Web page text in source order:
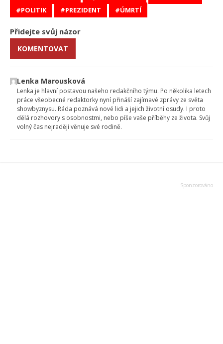
POLITIK
PREZIDENT ÚMRTÍ
Přidejte svůj názor
KOMENTOVAT
Lenka Marousková
Lenka je hlavní postavou našeho redakčního týmu. Po několika letech
práce všeobecné redaktorky nyní přináší zajímavé zprávy ze světa
showbyznysu. Ráda poznává nové lidi a jejich životní osudy. I proto
dělá rozhovory s osobnostmi, nebo píše vaše příběhy ze života. Svůj
volný čas nejraději věnuje své rodině.